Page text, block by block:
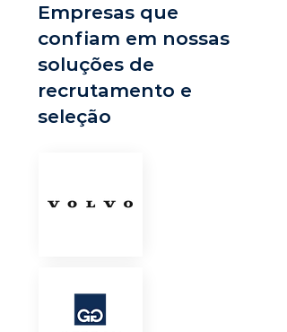
Empresas que
confiam em nossas
soluções de
recrutamento e
seleção